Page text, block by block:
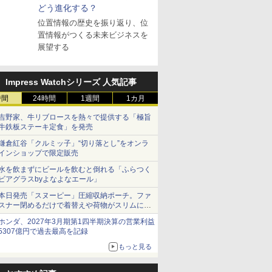
どう進化する？
位置情報の歴史を振り返り、位
置情報がつくる未来ビジネスを
展望する
Impress Watchシリーズ 人気記事
24時間 1週間 1カ月
野家、牛リブロースを熱々で提供する「極旨
鉄板ステーキ定食」を発売
倉紅谷「クルミッ子」“切り落とし”をオンラ
ンショップで限定販売
を飲まずにビールを飲むと倒れる「ふらつく
アグラスbyよなよなエール」
日発売「スヌーピー」圧縮収納ポーチ。ファ
ナー閉めるだけで着替えや荷物がスリムにま
まる
ンダ、2027年3月期第1四半期決算の営業利益
億円で過去最高を記録
もっと見る